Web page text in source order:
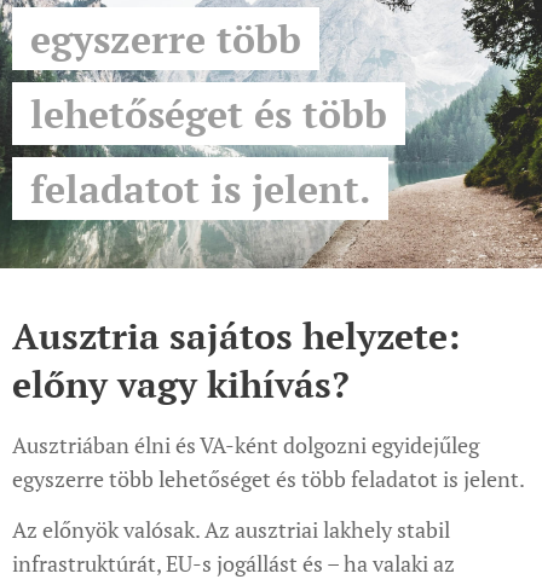
egyszerre több
lehetőséget és több
feladatot is jelent.
Ausztria sajátos helyzete:
előny vagy kihívás?
Ausztriában élni és VA-ként dolgozni egyidejűleg
egyszerre több lehetőséget és több feladatot is jelent.
Az előnyök valósak. Az ausztriai lakhely stabil
infrastruktúrát, EU-s jogállást és – ha valaki az